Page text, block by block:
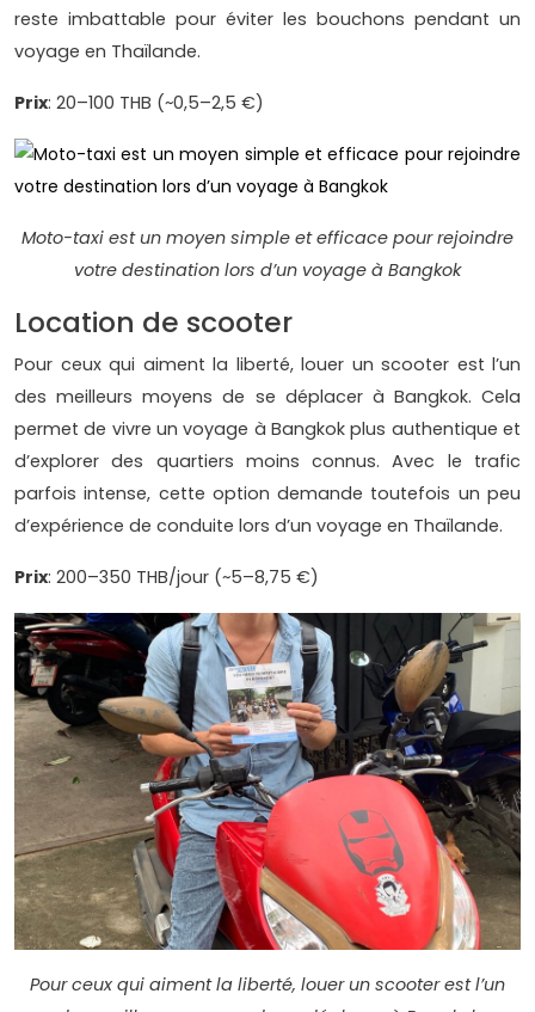
reste imbattable pour éviter les bouchons pendant un
voyage en Thaïlande.
Prix: 20–100 THB (~0,5–2,5 €)
Moto-taxi est un moyen simple et efficace pour rejoindre
votre destination lors d’un voyage à Bangkok
Location de scooter
Pour ceux qui aiment la liberté, louer un scooter est l’un
des meilleurs moyens de se déplacer à Bangkok. Cela
permet de vivre un voyage à Bangkok plus authentique et
d’explorer des quartiers moins connus. Avec le trafic
parfois intense, cette option demande toutefois un peu
d’expérience de conduite lors d’un voyage en Thaïlande.
Prix: 200–350 THB/jour (~5–8,75 €)
Pour ceux qui aiment la liberté, louer un scooter est l’un